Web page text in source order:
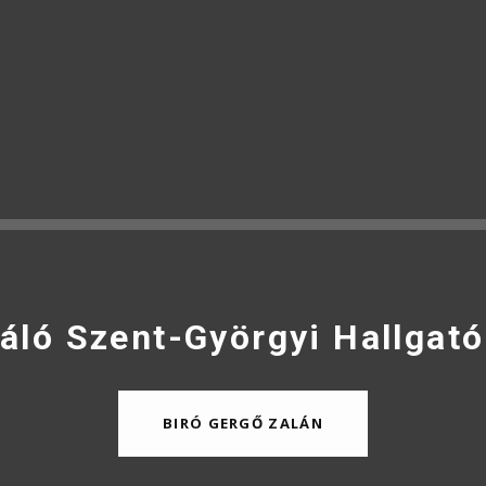
Szent-Györgyi
BIRÓ GERGŐ ZALÁN